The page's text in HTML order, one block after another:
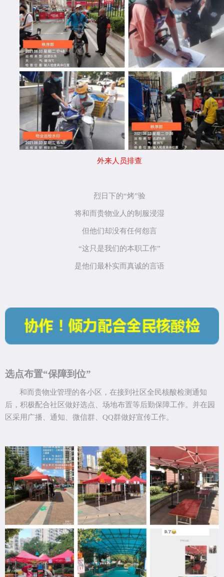
外来人员排查
烈日下的“烤”验
将和而贵物业人的制服浸湿
但他们却没有任何怨言
“这只是我们的本职工作”
是他们最朴实而真诚的言语
选点布置“保障到位”
和而贵物业管理的各小区，在接到社区全民核酸检测通知
后，积极配合社区做好选点、场地布置等后勤保障工作。并在园
区采用广播、通知、微信群、 QQ群做好宣传工作。